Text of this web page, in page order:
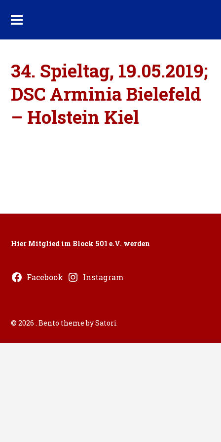
34. Spieltag, 19.05.2019;
DSC Arminia Bielefeld
– Holstein Kiel
Hier Mitglied im Block 501 e.V. werden
Facebook Instagram
© 2026 . Bento theme by Satori